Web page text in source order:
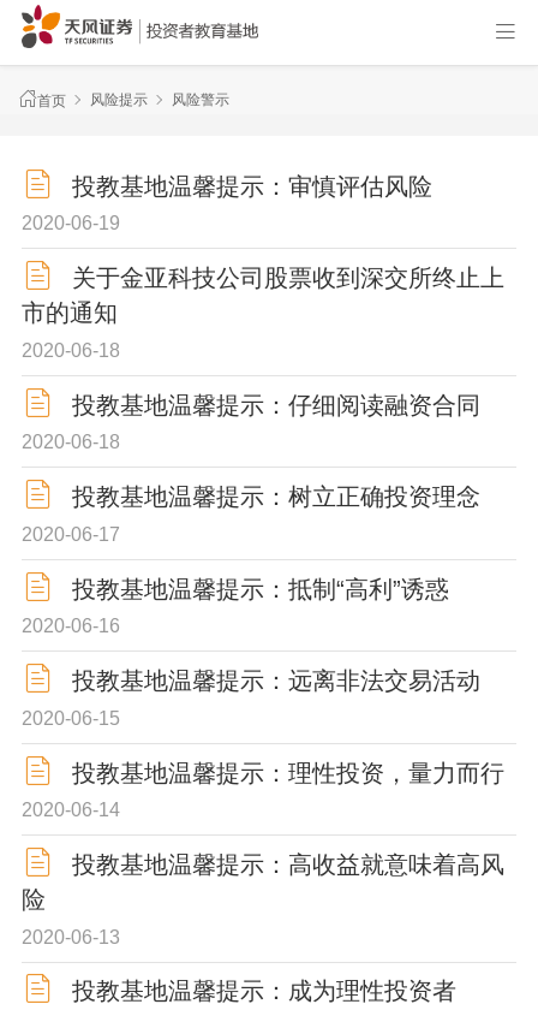
首页 风险提示 风险警示
投教基地温馨提示：审慎评估风险
2020-06-19
关于金亚科技公司股票收到深交所终止上
市的通知
2020-06-18
投教基地温馨提示：仔细阅读融资合同
2020-06-18
投教基地温馨提示：树立正确投资理念
2020-06-17
投教基地温馨提示：抵制“高利”诱惑
2020-06-16
投教基地温馨提示：远离非法交易活动
2020-06-15
投教基地温馨提示：理性投资，量力而行
2020-06-14
投教基地温馨提示：高收益就意味着高风
险
2020-06-13
投教基地温馨提示：成为理性投资者